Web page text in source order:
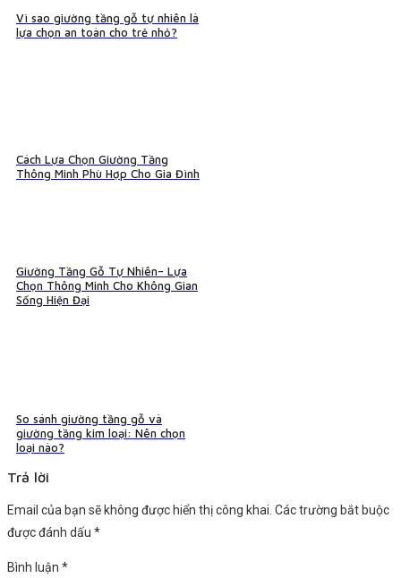
Vì sao giường tầng gỗ tự nhiên là
lựa chọn an toàn cho trẻ nhỏ?
Cách Lựa Chọn Giường Tầng
Thông Minh Phù Hợp Cho Gia Đình
Giường Tầng Gỗ Tự Nhiên– Lựa
Chọn Thông Minh Cho Không Gian
Sống Hiện Đại
So sánh giường tầng gỗ và
giường tầng kim loại: Nên chọn
loại nào?
Trả lời
Email của bạn sẽ không được hiển thị công khai. Các trường bắt buộc
được đánh dấu *
Bình luận *